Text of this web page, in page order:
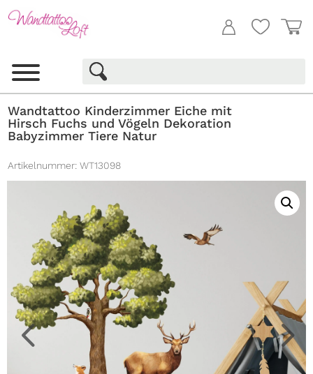
Wandtattoo Kinderzimmer Eiche mit
Hirsch Fuchs und Vögeln Dekoration
Babyzimmer Tiere Natur
Artikelnummer: WT13098